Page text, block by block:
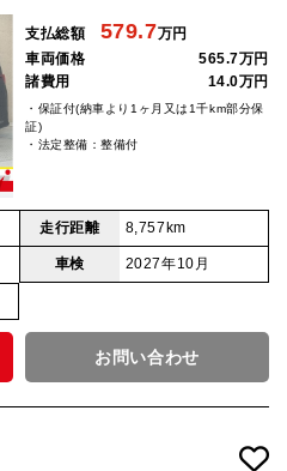
支払総額 579.7万円
車両価格
565.7万円
諸費用
14.0万円
・保証付(納車より1ヶ月又は1千km部分保
証)
・法定整備：整備付
走行距離 8,757km
車検 2027年10月
お問い合わせ